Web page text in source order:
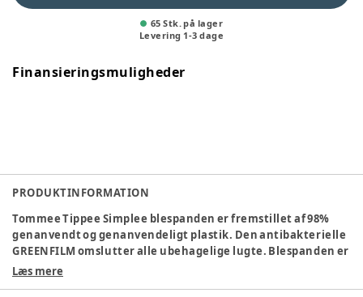
65 Stk. på lager
Levering 1-3 dage
Finansieringsmuligheder
PRODUKTINFORMATION
Tommee Tippee Simplee blespanden er fremstillet af 98%
genanvendt og genanvendeligt plastik. Den antibakterielle
GREENFILM omslutter alle ubehagelige lugte. Blespanden er
meget nem at bruge - bare løft det smarte låg, skub bleen
Læs mere